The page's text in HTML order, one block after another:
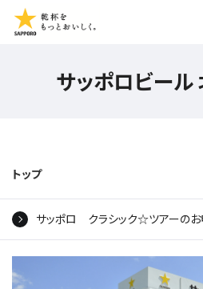
サッポロビー
トップ
サッポロ クラシック☆ツアーの